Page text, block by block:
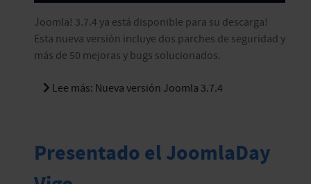
Joomla! 3.7.4 ya está disponible para su descarga!
Esta nueva versión incluye dos parches de seguridad y
más de 50 mejoras y bugs solucionados.
Lee más: Nueva versión Joomla 3.7.4
Presentado el JoomlaDay